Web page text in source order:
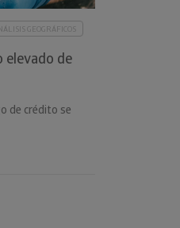
GEOGRÁFICOS
elevado de
de crédito se